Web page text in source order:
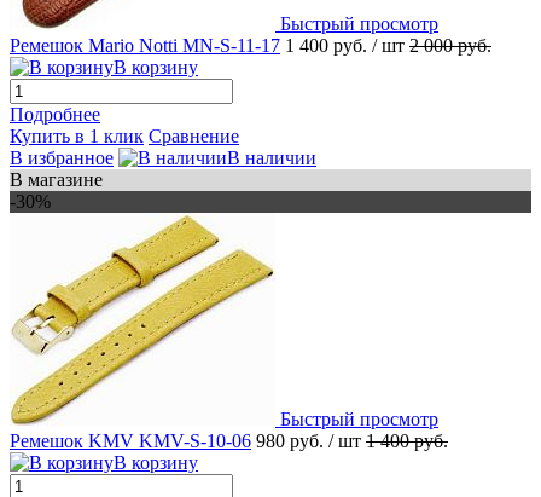
Быстрый просмотр
Ремешок Mario Notti MN-S-11-17 1 400 руб. / шт 2 000 руб.
В корзину
Подробнее
Купить в 1 клик Сравнение
В избранное
В наличии
В магазине
-30%
Быстрый просмотр
Ремешок KMV KMV-S-10-06 980 руб. / шт 1 400 руб.
В корзину